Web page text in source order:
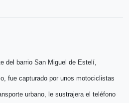
del barrio San Miguel de Estelí,
fue capturado por unos motociclistas
urbano, le sustrajera el teléfono